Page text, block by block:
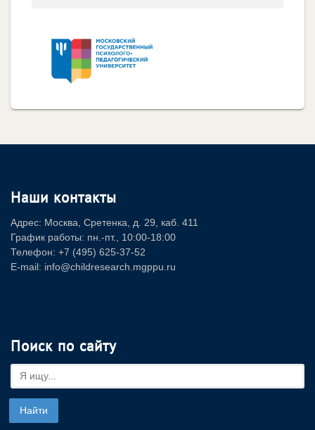
Наши контакты
Адрес: Москва, Сретенка, д. 29, каб. 411
График работы: пн.-пт., 10:00-18:00
Телефон: +7 (495) 625-37-52
E-mail: info@childresearch.mgppu.ru
Поиск по сайту